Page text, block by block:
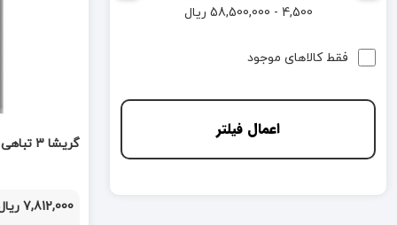
4,500 - 58,500,000 ریال
فقط کالاهای موجود
اعمال فیلتر
گریشا 3 تباهی و خیزش
7,812,000 ریال